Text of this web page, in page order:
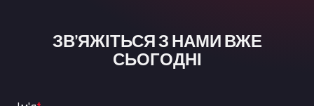
ARAL Tankstelle - XXL Truckwash.de
ЗВ’ЯЖІТЬСЯ З НАМИ ВЖЕ
СЬОГОДНІ